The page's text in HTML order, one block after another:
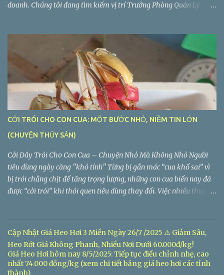
doanh. Chúng tôi đang tìm kiếm vị trí Trưởng Phòng Quản Lý
Lô C2-5, Đường VL3, Khu Công Nghiệp Vĩnh Lộc 2, Ấp Voi Lá, Xã
Long Hiệp, Huyện Bến Lức, Tỉnh Long An
CỞI TRÓI CHO CON CUA: MỘT BƯỚC NHỎ, NIỀM TIN LỚN
(CHUYỆN THỦY SẢN)
Cởi Dây Trói Cho Con Cua – Chuyện Nhỏ Mà Không Nhỏ Người
tiêu dùng ngày càng "khó tính" Từng bị gắn mác “cua khổ sai” vì
bị trói chằng chịt để tăng trọng lượng, những con cua biển nay đã
được “cởi trói” khi thói quen tiêu dùng thay đổi. Việc nhiều thương
Biển Không Còn Gồm Cả Dây – Người Bán Đổi Cách, Khách Đổi
Niềm Tin
Cập Nhật Giá Heo Hơi 3 Miền Ngày 26/7 /2025 ⚠️ Giảm Sâu,
Heo Rớt Giá Không Phanh, Nhiều Nơi Dưới 60.000đ/kg!
Giá Heo Hơi hôm nay 8/5/2025: Tiếp tục điều chỉnh nhẹ, cao
nhất 74.000 đồng/kg (xem chi tiết bảng giá heo hơi các tỉnh
thành)